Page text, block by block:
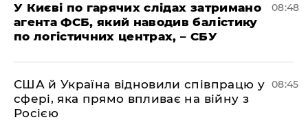
У Києві по гарячих слідах затримано
агента ФСБ, який наводив балістику
по логістичних центрах, – СБУ
08:48
США й Україна відновили співпрацю у
сфері, яка прямо впливає на війну з
Росією
08:45